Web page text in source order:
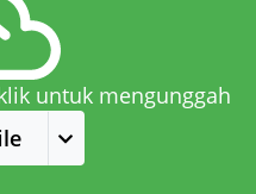
untuk mengunggah